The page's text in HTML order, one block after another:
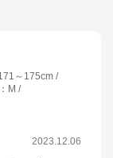
～175cm
： M
2023.12.06